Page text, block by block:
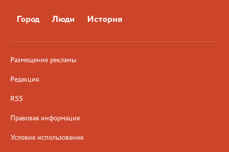
Город Люди История
Размещение рекламы
Редакция
RSS
Правовая информация
Условия использования